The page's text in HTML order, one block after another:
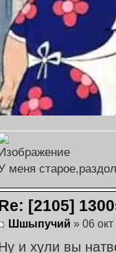
меня
[2105]
Шшыпучий » 06
и хули вы